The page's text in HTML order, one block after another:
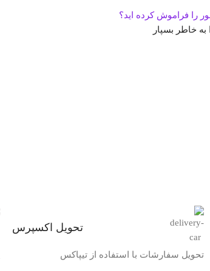
را فراموش کرده اید؟
به خاطر بسپار
تحویل اکسپرس
تحویل سفارشات با استفاده از تیپاکس